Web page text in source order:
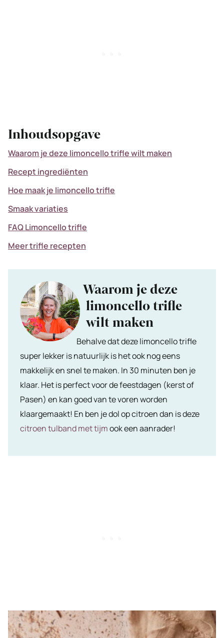
Inhoudsopgave
Waarom je deze limoncello trifle wilt maken
Recept ingrediënten
Hoe maak je limoncello trifle
Smaak variaties
FAQ Limoncello trifle
Meer trifle recepten
Waarom je deze
limoncello trifle
wilt maken
Behalve dat deze limoncello trifle
super lekker is natuurlijk is het ook nog eens
makkelijk en snel te maken. In 30 minuten ben je
klaar. Het is perfect voor de feestdagen (kerst of
Pasen) en kan goed van te voren worden
klaargemaakt! En ben je dol op citroen dan is deze
citroen tulband met tijmook een aanrader!